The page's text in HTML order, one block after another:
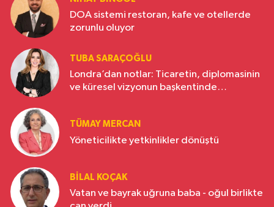
DOA sistemi restoran, kafe ve otellerde
zorunlu oluyor
TUBA SARAÇOĞLU
Londra’dan notlar: Ticaretin, diplomasinin
ve küresel vizyonun başkentinde
TÜMAY MERCAN
Yöneticilikte yetkinlikler dönüştü
BILAL KOÇAK
Vatan ve bayrak uğruna baba - oğul birlikte